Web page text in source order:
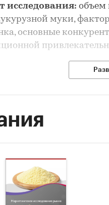
исследования: объем
муки,
основные
рынка кукурузной
его сегментов или
муки в России
объема и динамики
анализ факторов,
основных